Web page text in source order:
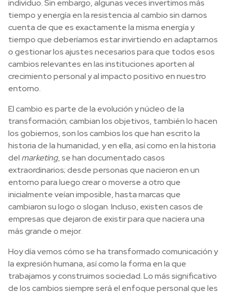
individuo. Sin embargo, algunas veces invertimos más
tiempo y energía en la resistencia al cambio sin darnos
cuenta de que es exactamente la misma energía y
tiempo que deberíamos estar invirtiendo en adaptarnos
o gestionar los ajustes necesarios para que todos esos
cambios relevantes en las instituciones aporten al
crecimiento personal y al impacto positivo en nuestro
entorno.
El cambio es parte de la evolución y núcleo de la
transformación; cambian los objetivos, también lo hacen
los gobiernos, son los cambios los que han escrito la
historia de la humanidad, y en ella, así como en la historia
del marketing, se han documentado casos
extraordinarios; desde personas que nacieron en un
entorno para luego crear o moverse a otro que
inicialmente veían imposible, hasta marcas que
cambiaron su logo o slogan. Incluso, existen casos de
empresas que dejaron de existir para que naciera una
más grande o mejor.
Hoy día vemos cómo se ha transformado comunicación y
la expresión humana, así como la forma en la que
trabajamos y construimos sociedad. Lo más significativo
de los cambios siempre será el enfoque personal que les